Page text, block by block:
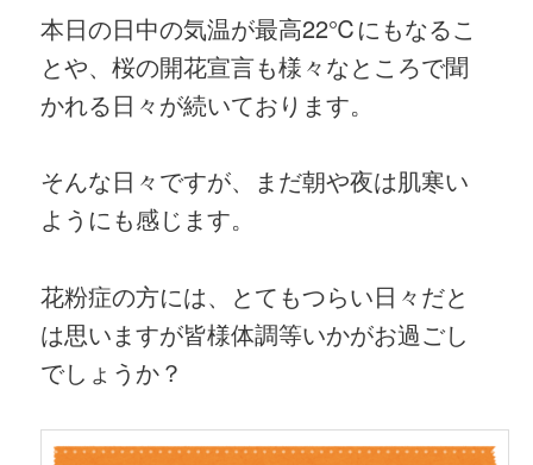
へ
移
移
動
本日の日中の気温が最高22℃にもなるこ
とや、桜の開花宣言も様々なところで聞
かれる日々が続いております。
そんな日々ですが、まだ朝や夜は肌寒い
ようにも感じます。
花粉症の方には、とてもつらい日々だと
は思いますが皆様体調等いかがお過ごし
でしょうか？